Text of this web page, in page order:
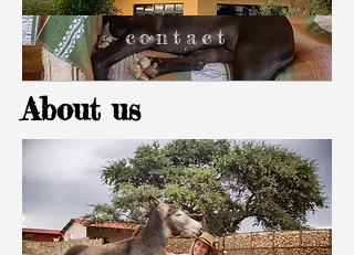
contact
About us